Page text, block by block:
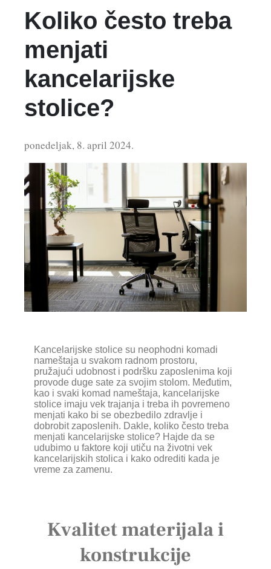
Koliko često treba
menjati
kancelarijske
stolice?
ponedeljak, 8. april 2024.
Kancelarijske stolice su neophodni komadi
nameštaja u svakom radnom prostoru,
pružajući udobnost i podršku zaposlenima koji
provode duge sate za svojim stolom. Međutim,
kao i svaki komad nameštaja, kancelarijske
stolice imaju vek trajanja i treba ih povremeno
menjati kako bi se obezbedilo zdravlje i
dobrobit zaposlenih. Dakle, koliko često treba
menjati kancelarijske stolice? Hajde da se
udubimo u faktore koji utiču na životni vek
kancelarijskih stolica i kako odrediti kada je
vreme za zamenu.
Kvalitet materijala i
konstrukcije